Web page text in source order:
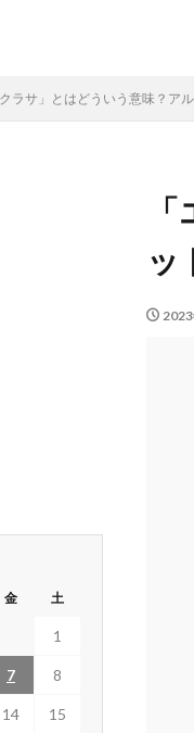
クラサ」とはどういう意味？ア
ッ
金 土
1
7 8
14 15